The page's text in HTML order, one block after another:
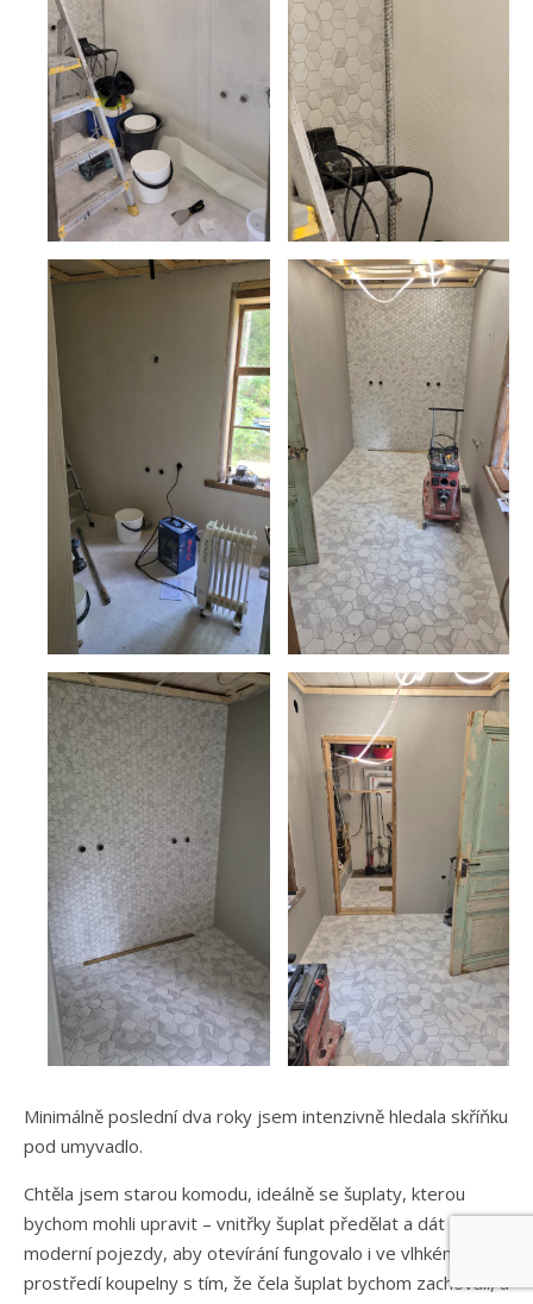
Minimálně poslední dva roky jsem intenzivně hledala skříňku
pod umyvadlo.
Chtěla jsem starou komodu, ideálně se šuplaty, kterou
bychom mohli upravit – vnitřky šuplat předělat a dát na
moderní pojezdy, aby otevírání fungovalo i ve vlhkém
prostředí koupelny s tím, že čela šuplat bychom zachovali, a